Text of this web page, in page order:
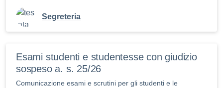
Segreteria
Esami studenti e studentesse con giudizio
sospeso a. s. 25/26
Comunicazione esami e scrutini per gli studenti e le